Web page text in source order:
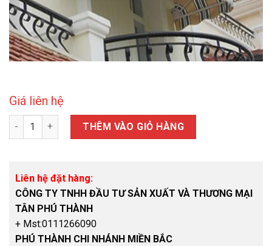
Giá liên hệ
Mái vòm che nắng mưa số lượng
THÊM VÀO GIỎ HÀNG
Liên hệ đặt hàng:
CÔNG TY TNHH ĐẦU TƯ SẢN XUẤT VÀ THƯƠNG MẠI
TÂN PHÚ THÀNH
+ Mst:0111266090
PHÚ THÀNH CHI NHÁNH MIỀN BẮC